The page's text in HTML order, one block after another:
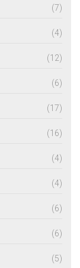
(7)
(4)
(12)
(6)
(17)
(16)
(4)
(4)
(6)
(6)
(5)